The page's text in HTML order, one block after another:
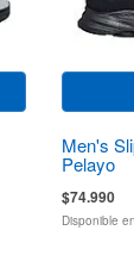
Men's
Pelayo
$74.990
Disponible